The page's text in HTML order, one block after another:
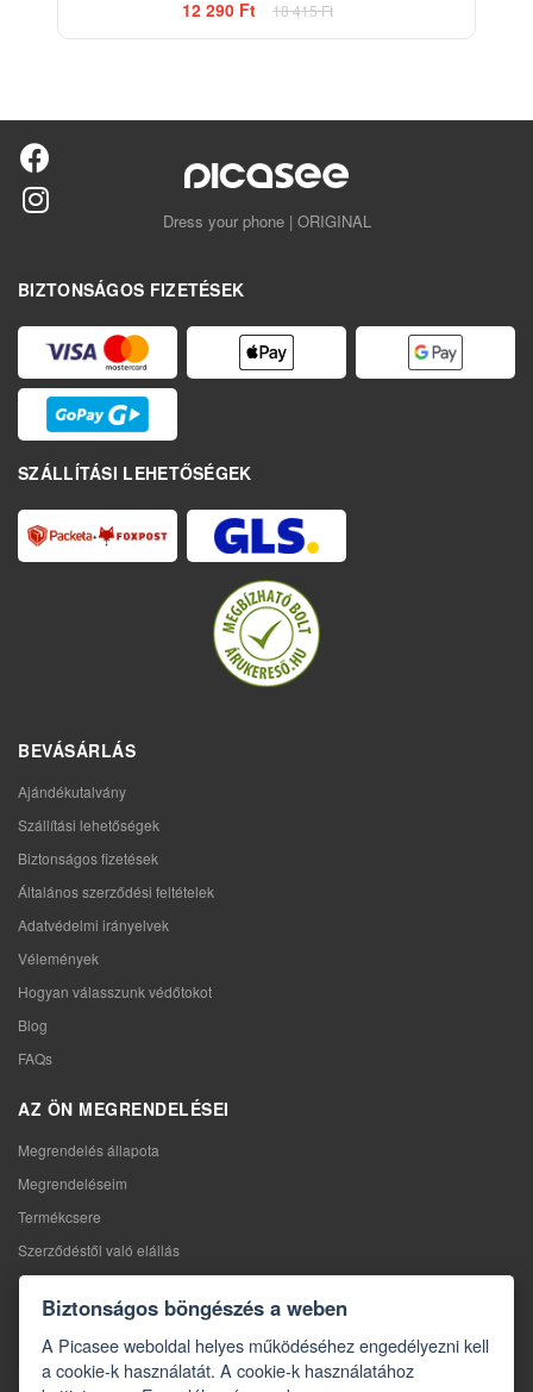
12 290 Ft
18 415 Ft
Dress your phone | ORIGINAL
BIZTONSÁGOS FIZETÉSEK
SZÁLLÍTÁSI LEHETŐSÉGEK
BEVÁSÁRLÁS
Ajándékutalvány
Szállítási lehetőségek
Biztonságos fizetések
Általános szerződési feltételek
Adatvédelmi irányelvek
Vélemények
Hogyan válasszunk védőtokot
Blog
FAQs
AZ ÖN MEGRENDELÉSEI
Megrendelés állapota
Megrendeléseim
Termékcsere
Szerződéstől való elállás
Reklamáció
KAPCSOLAT
Kapcsolat
Biztonságos böngészés a weben
A Picasee weboldal helyes működéséhez engedélyezni kell
a cookie-k használatát. A cookie-k használatához